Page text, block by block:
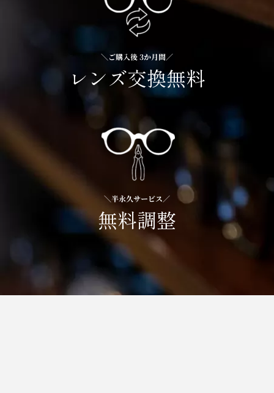
＼ご購入後 3か月間／
レンズ交換無料
＼半永久サービス／
無料調整